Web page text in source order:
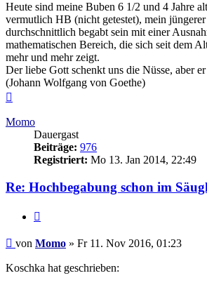
Heute sind meine Buben 6 1/2 und 4 Jahre
vermutlich HB (nicht getestet), mein
durchschnittlich begabt sein mit einer
mathematischen Bereich, die sich seit dem
mehr und mehr zeigt.
Der liebe Gott schenkt uns die Nüsse, aber
(Johann Wolfgang von Goethe)
Momo
Dauergast
Beiträge: 976
Registriert: Mo 13. Jan 2014, 22:49
Re: Hochbegabung schon im
Beitrag
von Momo » Fr 11. Nov 2016, 01:23
Koschka hat geschrieben: